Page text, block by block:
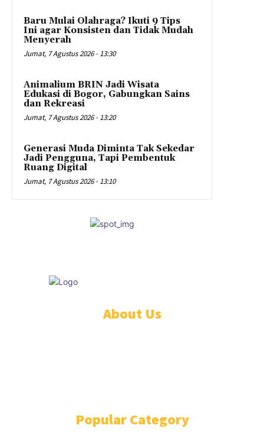
Baru Mulai Olahraga? Ikuti 9 Tips
Ini agar Konsisten dan Tidak Mudah
Menyerah
Jumat, 7 Agustus 2026 - 13:30
Animalium BRIN Jadi Wisata
Edukasi di Bogor, Gabungkan Sains
dan Rekreasi
Jumat, 7 Agustus 2026 - 13:20
Generasi Muda Diminta Tak Sekedar
Jadi Pengguna, Tapi Pembentuk
Ruang Digital
Jumat, 7 Agustus 2026 - 13:10
About Us
Popular Category